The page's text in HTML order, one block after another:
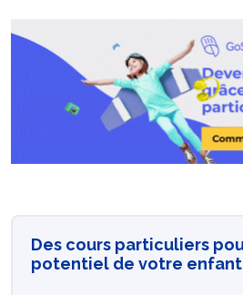
Des cours particuliers
potentiel de votre enfant